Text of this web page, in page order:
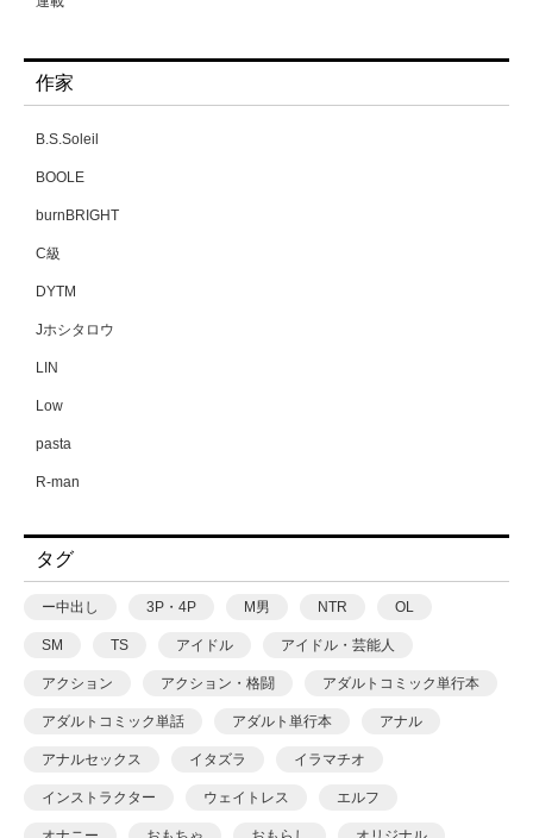
作家
B.S.Soleil
BOOLE
burnBRIGHT
C級
DYTM
Jホシタロウ
LIN
Low
pasta
R-man
tamuhi
XPJbox
Zummy
タグ
ー中出し 3P・4P M男 NTR OL
SM TS アイドル アイドル・芸能人
アクション アクション・格闘 アダルトコミック単行本
アダルトコミック単話 アダルト単行本 アナル
アナルセックス イタズラ イラマチオ
インストラクター ウェイトレス エルフ